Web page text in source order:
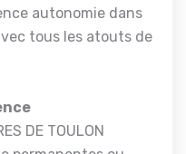
autonomie dans
tous les atouts de
DE TOULON